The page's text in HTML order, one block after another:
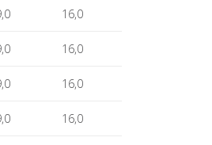
16,0
16,0
16,0
16,0